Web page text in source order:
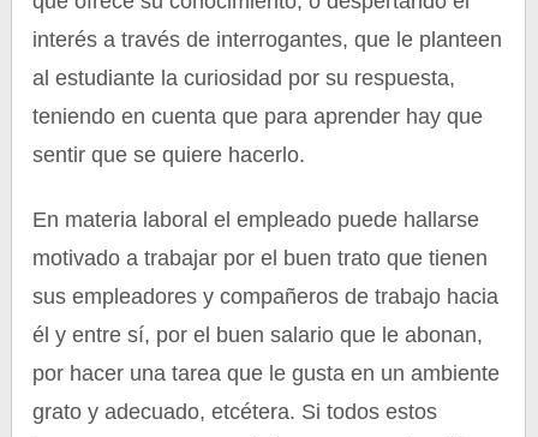
interés a través de interrogantes, que le planteen
al estudiante la curiosidad por su respuesta,
teniendo en cuenta que para aprender hay que
sentir que se quiere hacerlo.
En materia laboral el empleado puede hallarse
motivado a trabajar por el buen trato que tienen
sus empleadores y compañeros de trabajo hacia
él y entre sí, por el buen salario que le abonan,
por hacer una tarea que le gusta en un ambiente
grato y adecuado, etcétera. Si todos estos